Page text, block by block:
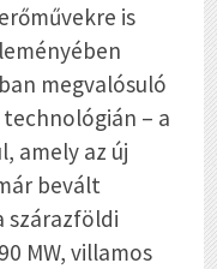
is
megvalósuló
– a
amely az új
bevált
MW, villamos